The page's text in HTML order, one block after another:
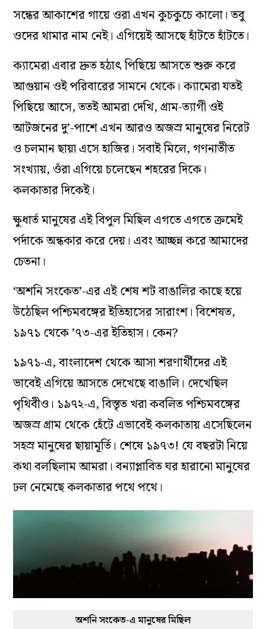
সন্ধের আকাশের গায়ে ওরা এখন কুচকুচে কালো। তবু
ওদের থামার নাম নেই। এগিয়েই আসছে হাঁটতে হাঁটতে।
ক্যামেরা এবার দ্রুত হঠাৎ পিছিয়ে আসতে শুরু করে
আগুয়ান ওই পরিবারের সামনে থেকে। ক্যামেরা যতই
পিছিয়ে আসে, ততই আমরা দেখি, গ্রাম-ত্যাগী ওই
আটজনের দু’-পাশে এখন আরও অজস্র মানুষের নিরেট
ও চলমান ছায়া এসে হাজির। সবাই মিলে, গণনাতীত
সংখ্যায়, ওঁরা এগিয়ে চলেছেন শহরের দিকে।
কলকাতার দিকেই।
ক্ষুধার্ত মানুষের এই বিপুল মিছিল এগতে এগতে ক্রমেই
পর্দাকে অন্ধকার করে দেয়। এবং আচ্ছন্ন করে আমাদের
চেতনা।
‘অশনি সংকেত’-এর এই শেষ শট বাঙালির কাছে হয়ে
উঠেছিল পশ্চিমবঙ্গের ইতিহাসের সারাংশ। বিশেষত,
১৯৭১ থেকে ’৭৩-এর ইতিহাস। কেন?
১৯৭১-এ, বাংলাদেশ থেকে আসা শরণার্থীদের এই
ভাবেই এগিয়ে আসতে দেখেছে বাঙালি। দেখেছিল
পৃথিবীও। ১৯৭২-এ, বিস্তৃত খরা কবলিত পশ্চিমবঙ্গের
অজস্র গ্রাম থেকে হেঁটে এভাবেই কলকাতায় এসেছিলেন
সহস্র মানুষের ছায়ামূর্তি। শেষে ১৯৭৩! যে বছরটা নিয়ে
কথা বলছিলাম আমরা। বন্যাপ্লাবিত ঘর হারানো মানুষের
ঢল নেমেছে কলকাতার পথে পথে।
অশনি সংকেত-এ মানুষের মিছিল